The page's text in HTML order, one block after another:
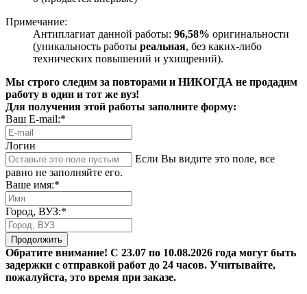
Примечание:
Антиплагиат данной работы: 96,58% оригинальности
(уникальность работы реальная, без каких-либо
технических повышений и ухищрений).
Мы строго следим за повторами и НИКОГДА не продадим
работу в один и тот же вуз!
Для получения этой работы заполните форму:
Ваш E-mail:*
Логин
Если Вы видите это поле, все
равно не заполняйте его.
Ваше имя:*
Город, ВУЗ:*
Продолжить
Обратите внимание! С 23.07 по 10.08.2026 года могут быть
задержки с отправкой работ до 24 часов. Учитывайте,
пожалуйста, это время при заказе.